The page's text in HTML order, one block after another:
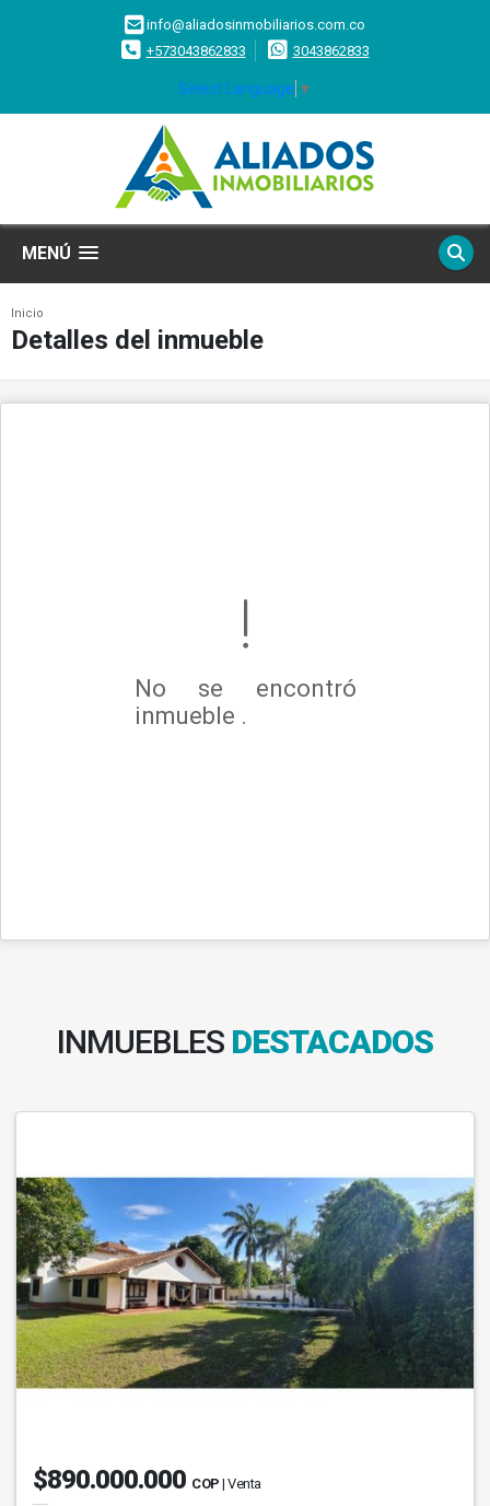
info@aliadosinmobiliarios.com.co
+573043862833
3043862833
Select Language ▼
MENÚ
Inicio
Detalles del inmueble
No se encontró
inmueble .
INMUEBLES DESTACADOS
$890.000.000 COP | Venta